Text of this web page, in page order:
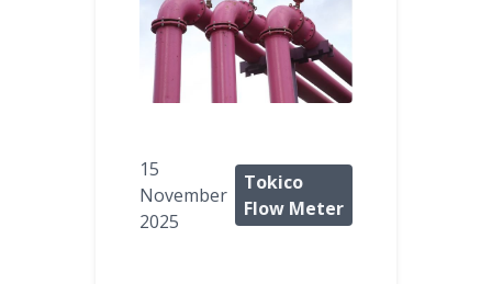
15
November
2025
Tokico
Flow Meter